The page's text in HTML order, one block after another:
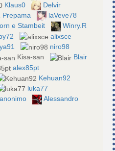
Klaus0
Delvir
Prepama
laVeve78
e Stambeit
Winry.R
alixsce
niro98
Kisa-san
Blair
alex85pt
Kehuan92
luka77
Alessandro